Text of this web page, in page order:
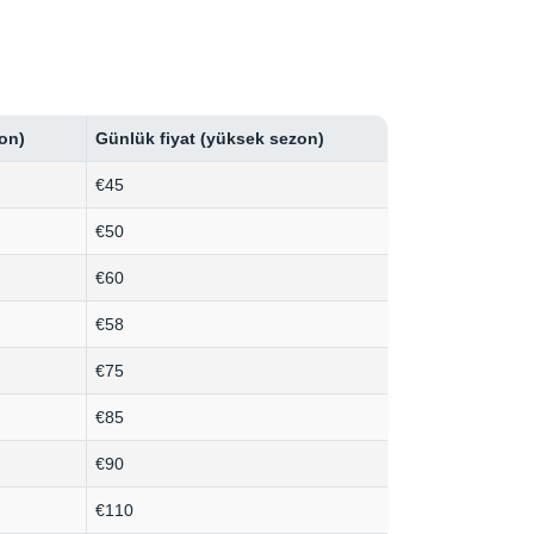
Günlük fiyat (yüksek sezon)
€45
€50
€60
€58
€75
€85
€90
€110